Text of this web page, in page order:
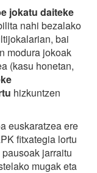
jokatu daiteke
nahi bezalako
bai
modura jokoak
(kasu honetan,
hizkuntzen
euskaratzea ere
fitxategia lortu
jarraitu
mugak eta